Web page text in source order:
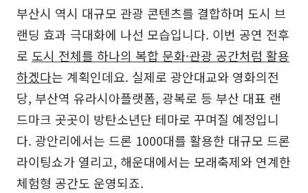
부산시 역시 대규모 관광 콘텐츠를 결합하며 도시 브
랜딩 효과 극대화에 나선 모습입니다. 이번 공연 전후
로 도시 전체를 하나의 복합 문화·관광 공간처럼 활용
하겠다는 계획인데요. 실제로 광안대교와 영화의전
당, 부산역 유라시아플랫폼, 광복로 등 부산 대표 랜
드마크 곳곳이 방탄소년단 테마로 꾸며질 예정입니
다. 광안리에서는 드론 1000대를 활용한 대규모 드론
라이팅쇼가 열리고, 해운대에서는 모래축제와 연계한
체험형 공간도 운영되죠.